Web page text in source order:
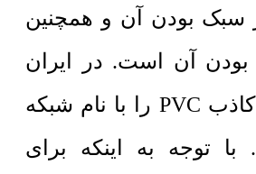
بودن آن و همچنین
آن است. در ایران
معمولاً سقف کاذب PVC را با نام شبکه
با توجه به اینکه برای